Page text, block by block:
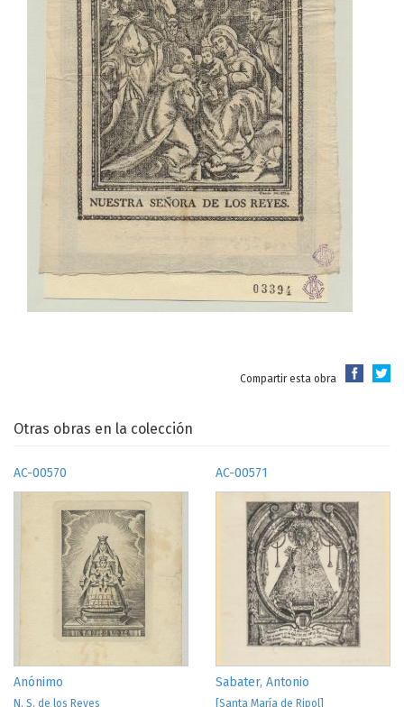
Compartir esta obra
Otras obras en la colección
AC-00570
Anónimo
N. S. de los Reyes
AC-00571
Sabater, Antonio
[Santa María de Ripol]